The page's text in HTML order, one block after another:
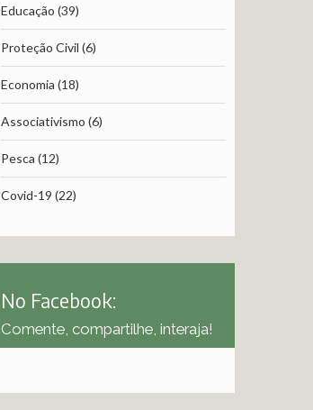
Educação (39)
Proteção Civil (6)
Economia (18)
Associativismo (6)
Pesca (12)
Covid-19 (22)
No Facebook:
Comente, compartilhe, interaja!